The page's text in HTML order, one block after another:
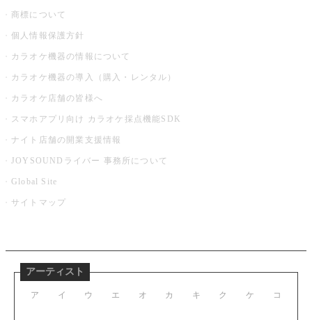
商標について
個人情報保護方針
カラオケ機器の情報について
カラオケ機器の導入（購入・レンタル）
カラオケ店舗の皆様へ
スマホアプリ向け カラオケ採点機能SDK
ナイト店舗の開業支援情報
JOYSOUNDライバー 事務所について
Global Site
サイトマップ
アーティスト
ア イ ウ エ オ カ キ ク ケ コ